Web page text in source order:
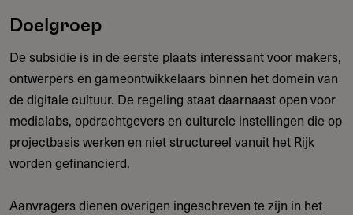
Doelgroep
De subsidie is in de eerste plaats interessant voor makers,
ontwerpers en gameontwikkelaars binnen het domein van
de digitale cultuur. De regeling staat daarnaast open voor
medialabs, opdrachtgevers en culturele instellingen die op
projectbasis werken en niet structureel vanuit het Rijk
worden gefinancierd.
Aanvragers dienen overigen ingeschreven te zijn in het